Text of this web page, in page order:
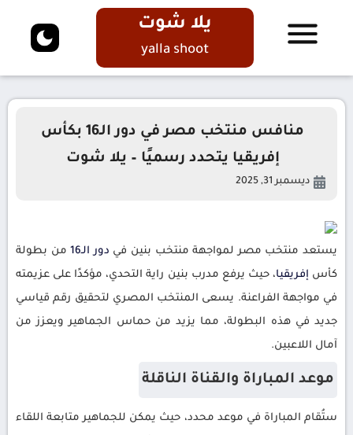
يلا شوت
yalla shoot
منافس منتخب مصر في دور الـ16 بكأس
إفريقيا يتحدد رسميًا – يلا شوت
ديسمبر 31, 2025
يستعد منتخب مصر لمواجهة منتخب بنين في دور الـ16
من بطولة
كأس إفريقيا، حيث يرفع مدرب بنين راية التحدي، مؤكدًا على عزيمته
في مواجهة الفراعنة. يسعى المنتخب المصري لتحقيق رقم قياسي
جديد في هذه البطولة، مما يزيد من حماس الجماهير ويعزز من
آمال اللاعبين.
موعد المباراة والقناة الناقلة
ستُقام المباراة في موعد محدد، حيث يمكن للجماهير متابعة اللقاء